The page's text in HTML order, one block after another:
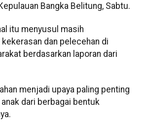
Bangka Belitung, Sabtu.
itu menyusul masih
dan pelecehan di
berdasarkan laporan dari
menjadi upaya paling penting
dari berbagai bentuk